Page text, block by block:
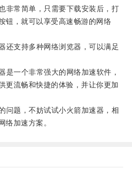
常简单，只需要下载安装后，打
钮，就可以享受高速畅游的网络
支持多种网络浏览器，可以满足
一个非常强大的网络加速软件，
更流畅和快捷的体验，并让你更加
题，不妨试试小火箭加速器，相
络加速方案。